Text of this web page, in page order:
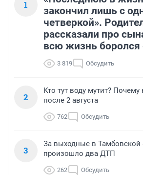
1
закончил лишь с
четверкой».
рассказали про
всю жизнь боролся
3 819 Обсудить
2
Кто тут воду мутит? Почему
после 2 августа
762 Обсудить
3
За выходные в Тамбовской
произошло два ДТП
262 Обсудить